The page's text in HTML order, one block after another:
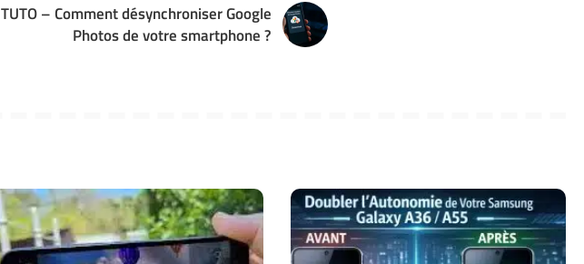
TUTO – Comment désynchroniser Google
Photos de votre smartphone ?